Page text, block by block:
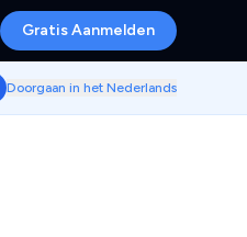
Gratis Aanmelden
Doorgaan in het Nederlands